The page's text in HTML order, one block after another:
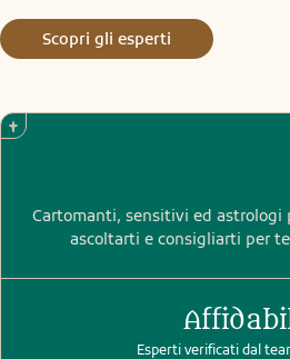
non ve ne siete
Scopri gli esperti
Cartomanti, sensitivi ed astrologi
ascoltarti e consigliarti per
Esperti verificati dal